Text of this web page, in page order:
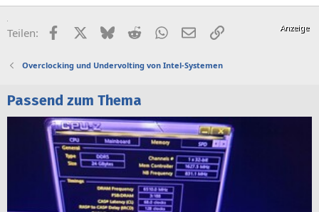
Teilen: FacebookX (Twitter)
BlueskyRedditWhatsApp
E-MailLink
Overclocking und Undervolting von Intel-Systemen
Passend zum Thema